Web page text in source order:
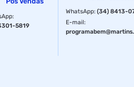
:
5819
WhatsApp:(34) 8413-
E-mail: